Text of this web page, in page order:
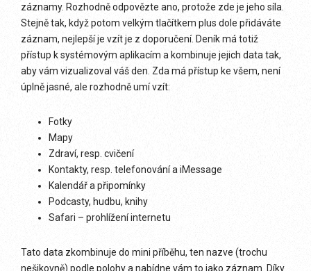
záznamy. Rozhodně odpovězte ano, protože zde je jeho síla.
Stejně tak, když potom velkým tlačítkem plus dole přidáváte
záznam, nejlepší je vzít je z doporučení. Deník má totiž
přístup k systémovým aplikacím a kombinuje jejich data tak,
aby vám vizualizoval váš den. Zda má přístup ke všem, není
úplně jasné, ale rozhodně umí vzít:
Fotky
Mapy
Zdraví, resp. cvičení
Kontakty, resp. telefonování a iMessage
Kalendář a připomínky
Podcasty, hudbu, knihy
Safari – prohlížení internetu
Tato data zkombinuje do mini příběhu, ten nazve (trochu
nešikovně) podle polohy a nabídne vám to jako záznam. Díky